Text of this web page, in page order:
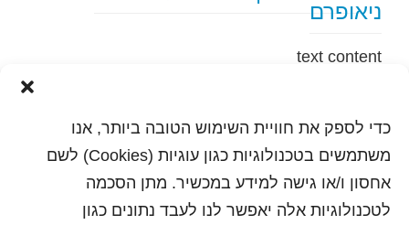
כדי לספק את חוויית השימוש הטובה ביותר, אנו
משתמשים בטכנולוגיות כגון עוגיות (Cookies) לשם
אחסון ו/או גישה למידע במכשיר. מתן הסכמה
לטכנולוגיות אלה יאפשר לנו לעבד נתונים כגון
ניאופרם
text content
כל הזכויות שמורות לשראל 2018 | עיצוב ותכנות: סטודיו